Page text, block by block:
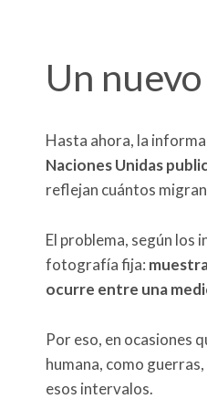
Un
Hasta ahora, la
Naciones Unidas
reflejan cuántos
El problema, según los
fotografía fija:
ocurre entre una
Por eso, en ocasiones
humana, como
esos intervalos.